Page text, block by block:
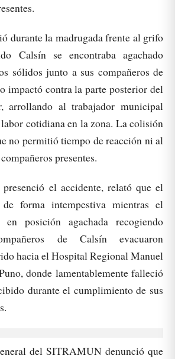
durante la madrugada frente al grifo
Calsín se encontraba agachado
sólidos junto a sus compañeros de
impactó contra la parte posterior del
arrollando al trabajador municipal
cotidiana en la zona. La colisión
no permitió tiempo de reacción ni al
presentes.
el accidente, relató que el
de forma intempestiva mientras el
en posición agachada recogiendo
de Calsín evacuaron
hacia el Hospital Regional Manuel
donde lamentablemente falleció
durante el cumplimiento de sus
del SITRAMUN denunció que